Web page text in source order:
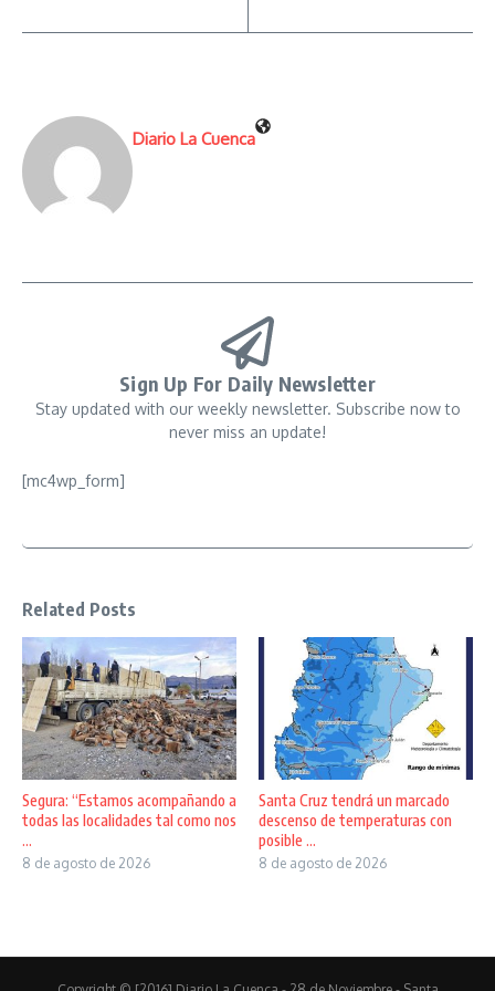
Diario La Cuenca
Sign Up For Daily Newsletter
Stay updated with our weekly newsletter. Subscribe now to
never miss an update!
[mc4wp_form]
Related Posts
Segura: “Estamos acompañando a
todas las localidades tal como nos
...
8 de agosto de 2026
Santa Cruz tendrá un marcado
descenso de temperaturas con
posible ...
8 de agosto de 2026